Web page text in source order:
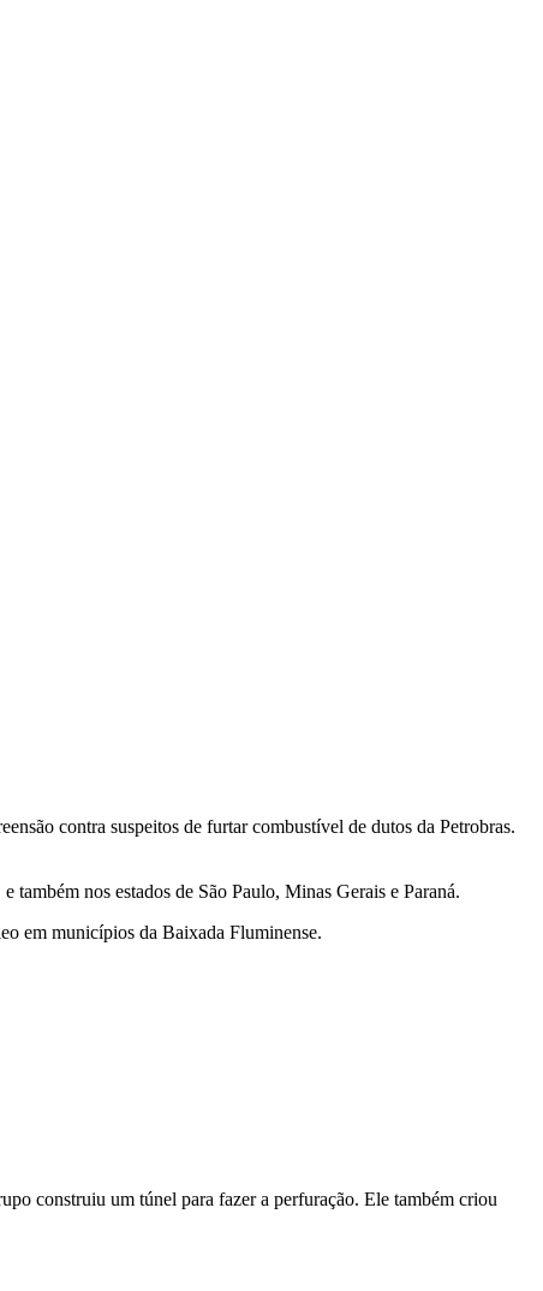
contra suspeitos de furtar combustível de dutos da Petrobras.
nos estados de São Paulo, Minas Gerais e Paraná.
em municípios da Baixada Fluminense.
construiu um túnel para fazer a perfuração. Ele também criou